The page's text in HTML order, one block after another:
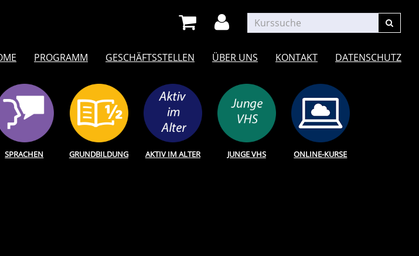
PROGRAMM GESCHÄFTSSTELLEN ÜBER UNS KONTAKT DATENSCHUTZ
SPRACHEN GRUNDBILDUNG AKTIV IM ALTER JUNGE VHS ONLINE-KURSE